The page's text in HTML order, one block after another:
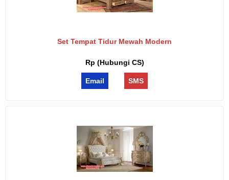
Set Tempat Tidur Mewah Modern
Rp (Hubungi CS)
Email SMS